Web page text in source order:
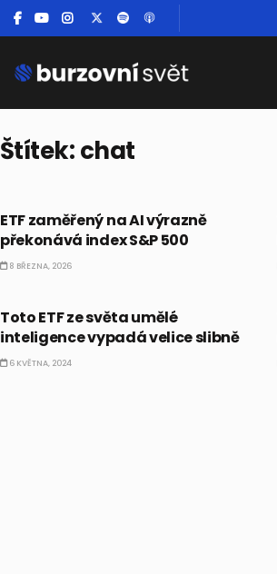
Štítek:chat
ETF zaměřený na AI výrazně
překonává index S&P 500
8 BŘEZNA, 2026
Toto ETF ze světa umělé
inteligence vypadá velice slibně
6 KVĚTNA, 2024